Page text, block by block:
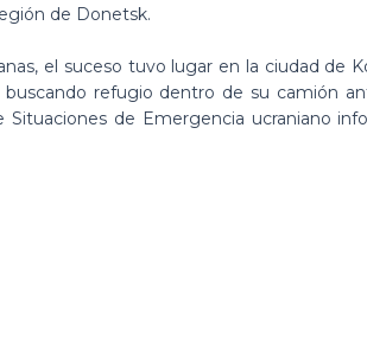
de Donetsk.
el suceso tuvo lugar en la ciudad de
refugio dentro de su camión
Situaciones de Emergencia ucraniano